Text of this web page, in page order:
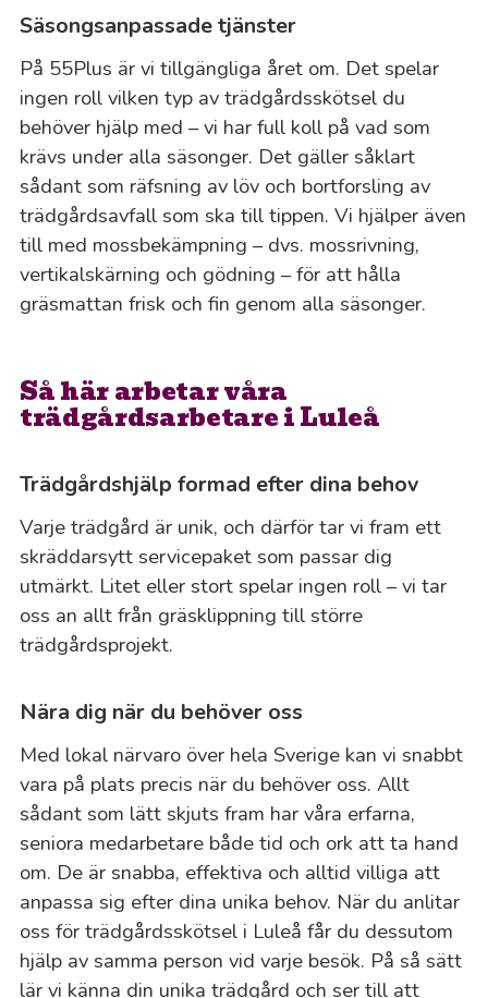
Säsongsanpassade tjänster
På 55Plus är vi tillgängliga året om. Det spelar
ingen roll vilken typ av trädgårdsskötsel du
behöver hjälp med – vi har full koll på vad som
krävs under alla säsonger. Det gäller såklart
sådant som räfsning av löv och bortforsling av
trädgårdsavfall som ska till tippen. Vi hjälper även
till med mossbekämpning – dvs. mossrivning,
vertikalskärning och gödning – för att hålla
gräsmattan frisk och fin genom alla säsonger.
Så här arbetar våra
trädgårdsarbetare i Luleå
Trädgårdshjälp formad efter dina behov
Varje trädgård är unik, och därför tar vi fram ett
skräddarsytt servicepaket som passar dig
utmärkt. Litet eller stort spelar ingen roll – vi tar
oss an allt från gräsklippning till större
trädgårdsprojekt.
Nära dig när du behöver oss
Med lokal närvaro över hela Sverige kan vi snabbt
vara på plats precis när du behöver oss. Allt
sådant som lätt skjuts fram har våra erfarna,
seniora medarbetare både tid och ork att ta hand
om. De är snabba, effektiva och alltid villiga att
anpassa sig efter dina unika behov. När du anlitar
oss för trädgårdsskötsel i Luleå får du dessutom
hjälp av samma person vid varje besök. På så sätt
lär vi känna din unika trädgård och ser till att